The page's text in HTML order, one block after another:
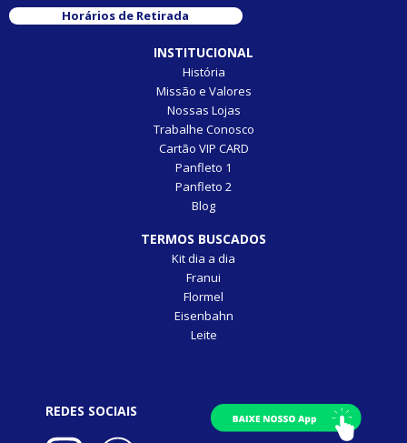
Horários de Retirada
INSTITUCIONAL
História
Missão e Valores
Nossas Lojas
Trabalhe Conosco
Cartão VIP CARD
Panfleto 1
Panfleto 2
Blog
TERMOS BUSCADOS
Kit dia a dia
Franui
Flormel
Eisenbahn
Leite
REDES SOCIAIS